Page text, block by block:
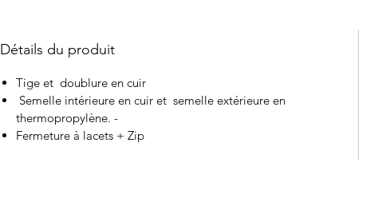
Détails du produit
Tige et doublure en cuir
Semelle intérieure en cuir et semelle extérieure en
thermopropylène. -
Fermeture à lacets + Zip